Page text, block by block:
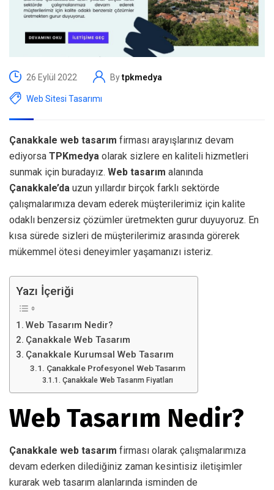
26 Eylül 2022 Bytpkmedya
Web Sitesi Tasarımı
Çanakkale web tasarım firması arayışlarınız devam
ediyorsa TPKmedya olarak sizlere en kaliteli hizmetleri
sunmak için buradayız. Web tasarım alanında
Çanakkale’da uzun yıllardır birçok farklı sektörde
çalışmalarımıza devam ederek müşterilerimiz için kalite
odaklı benzersiz çözümler üretmekten gurur duyuyoruz. En
kısa sürede sizleri de müşterilerimiz arasında görerek
mükemmel ötesi deneyimler yaşamanızı isteriz.
Yazı İçeriği
Web Tasarım Nedir?
Çanakkale Web Tasarım
Çanakkale Kurumsal Web Tasarım
Çanakkale Profesyonel Web Tasarım
Çanakkale Web Tasarım Fiyatları
Web Tasarım Nedir?
Çanakkale web tasarım firması olarak çalışmalarımıza
devam ederken dilediğiniz zaman kesintisiz iletişimler
kurarak web tasarım alanlarında isminden de